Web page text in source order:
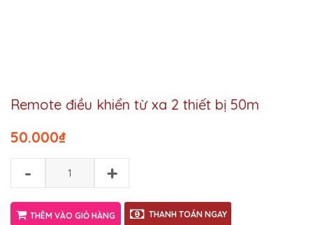
Remote điều khiển từ xa 2 thiết bị 50m
₫
50.000
- +
THÊM VÀO GIỎ HÀNG THANH TOÁN NGAY